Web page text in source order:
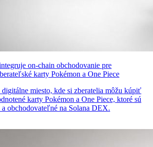
on-chain obchodovanie pre
karty Pokémon a One Piece
digitálne miesto, kde si zberatelia môžu kúpiť
karty Pokémon a One Piece, ktoré sú
obchodovateľné na Solana DEX.